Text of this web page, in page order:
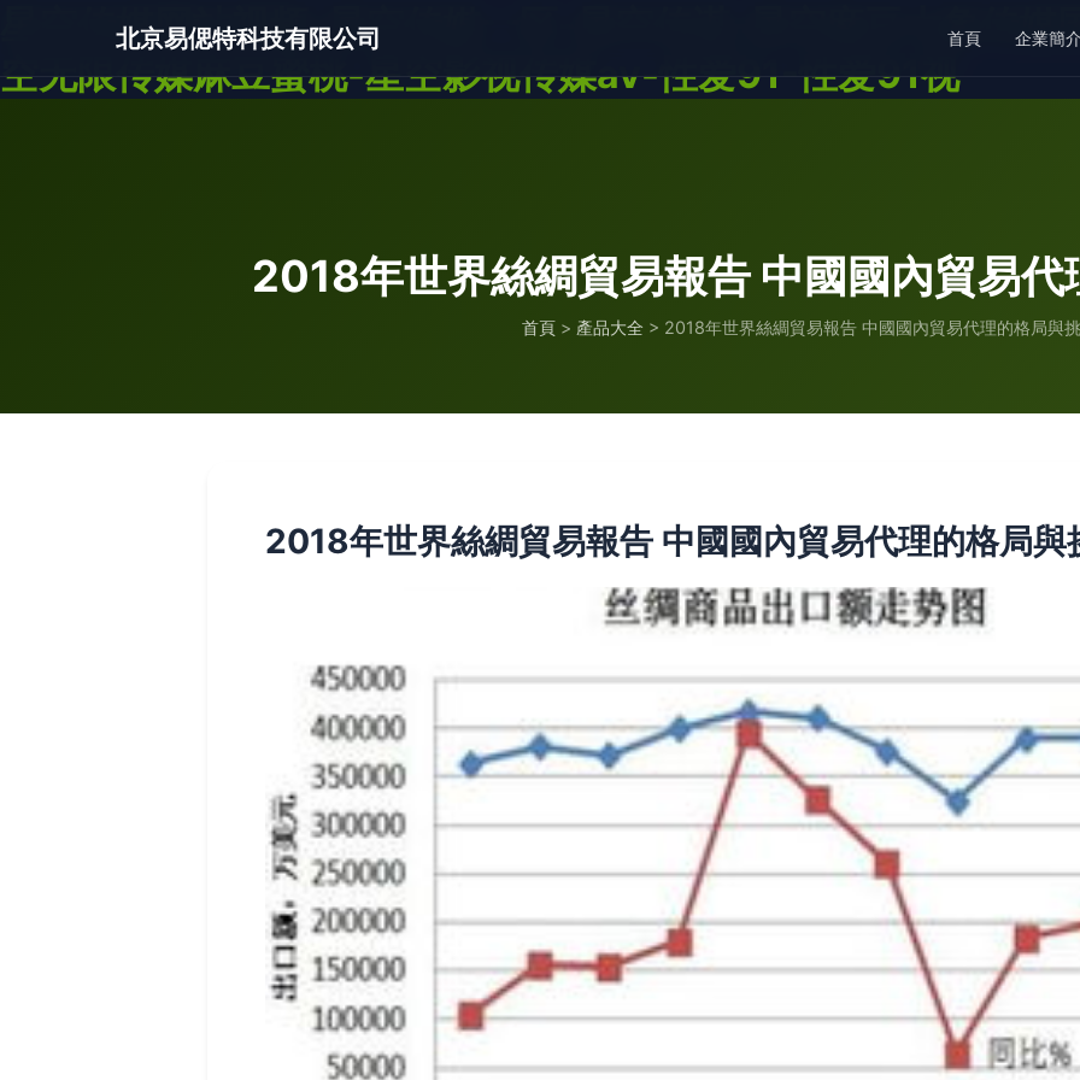
星空传媒网站视频-星空传媒一区-星空传谋-星空麻豆大象传
空无限传媒麻豆蜜桃-星空影视传媒av-性爱91-性爱91视
北京易偲特科技有限公司 首頁 企業簡
2018年世界絲綢貿易報告 中國國內貿易代
首頁 > 產品大全 > 2018年世界絲綢貿易報告 中國國內貿易代理的格局與
2018年世界絲綢貿易報告 中國國內貿易代理的格局與